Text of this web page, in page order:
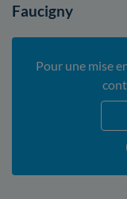
Faucigny
Pour une mise